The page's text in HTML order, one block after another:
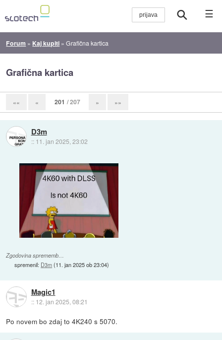
☰
Forum » Kaj kupiti »Grafična kartica
Grafična kartica
«« « 201 / 207 » »»
D3m
:: 11. jan 2025, 23:02
Zgodovina sprememb…
spremenil: D3m(11. jan 2025 ob 23:04)
Magic1
:: 12. jan 2025, 08:21
Po novem bo zdaj to 4K240 s 5070.